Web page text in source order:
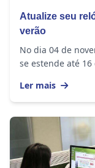
Atualize seu
verão
No dia 04 de
se estende até
Ler mais